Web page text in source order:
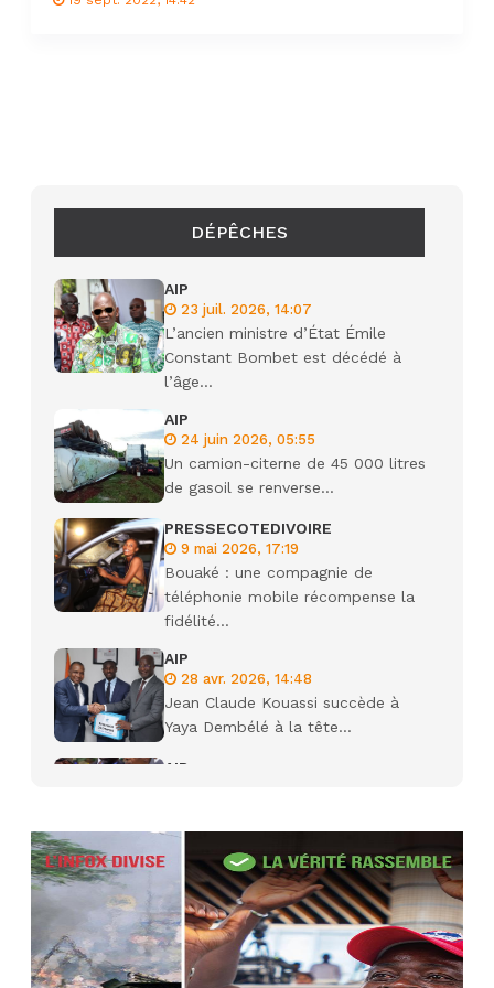
DÉPÊCHES
AIP
23 juil. 2026, 14:07
L’ancien ministre d’État Émile
Constant Bombet est décédé à
l’âge...
AIP
24 juin 2026, 05:55
Un camion-citerne de 45 000 litres
de gasoil se renverse...
PRESSECOTEDIVOIRE
9 mai 2026, 17:19
Bouaké : une compagnie de
téléphonie mobile récompense la
fidélité...
AIP
28 avr. 2026, 14:48
Jean Claude Kouassi succède à
Yaya Dembélé à la tête...
AIP
Camara tué lors d’attaques...
22 avr. 2026, 16:41
Des bureaux ravagés dans un
incendie survenu à la mairie...